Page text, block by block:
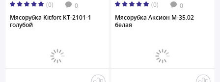
(0) 0
Мясорубка Kitfort КТ-2101-1
голубой
(0) 0
Мясорубка Аксион M-35.02
белая